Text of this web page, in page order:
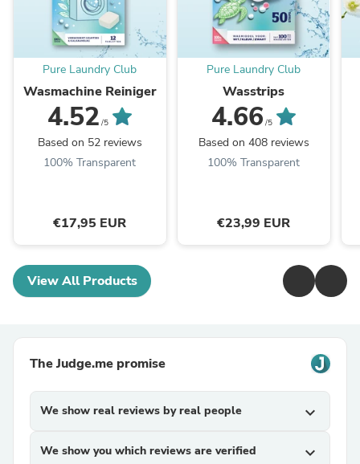
Pure Laundry Club
Wasmachine Reiniger
4.52 /5
Based on 52 reviews
100% Transparent
€17,95 EUR
Pure Laundry Club
Wasstrips
4.66 /5
Based on 408 reviews
100% Transparent
€23,99 EUR
View All Products
The Judge.me promise
We show real reviews by real people expand_more
We show you which reviews are verified expand_more